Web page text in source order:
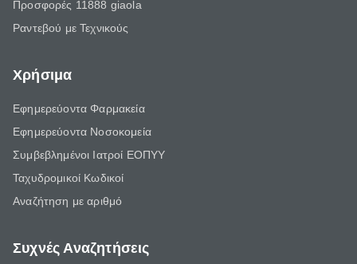
Προσφορές 11888 giaola
Ραντεβού με Τεχνικούς
Χρήσιμα
Εφημερεύοντα Φαρμακεία
Εφημερεύοντα Νοσοκομεία
Συμβεβλημένοι Ιατροί ΕΟΠΥΥ
Ταχυδρομικοί Κωδικοί
Αναζήτηση με αριθμό
Συχνές Αναζητήσεις